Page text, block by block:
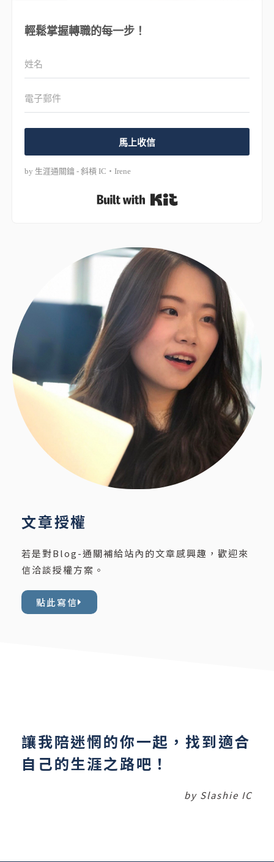
輕鬆掌握轉職的每一步！
馬上收信
by 生涯通關鑰 - 斜槓 IC・Irene
文章授權
若是對Blog-通關補給站內的文章感興趣，歡迎來
信洽談授權方案。
點此寫信
讓我陪迷惘的你一起，找到適合
自己的生涯之路吧！
by Slashie IC